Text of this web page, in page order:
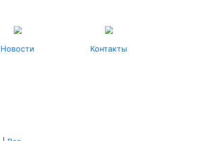
Новости Контакты